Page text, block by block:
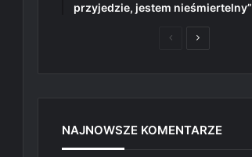
przyjedzie, jestem nieśmiertelny”
PoprzedniaNastępna
NAJNOWSZE KOMENTARZE